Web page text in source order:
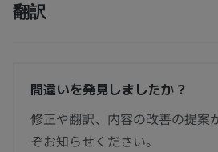
翻訳
間違いを発見しましたか？
修正や翻訳、内容の改善の提案
ぞお知らせください。